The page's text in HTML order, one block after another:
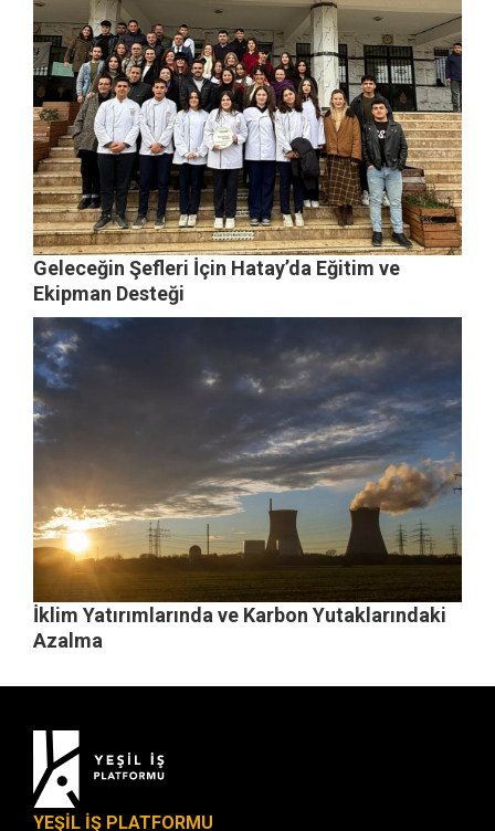
Geleceğin Şefleri İçin Hatay’da Eğitim ve
Ekipman Desteği
İklim Yatırımlarında ve Karbon Yutaklarındaki
Azalma
YEŞİL İŞ PLATFORMU